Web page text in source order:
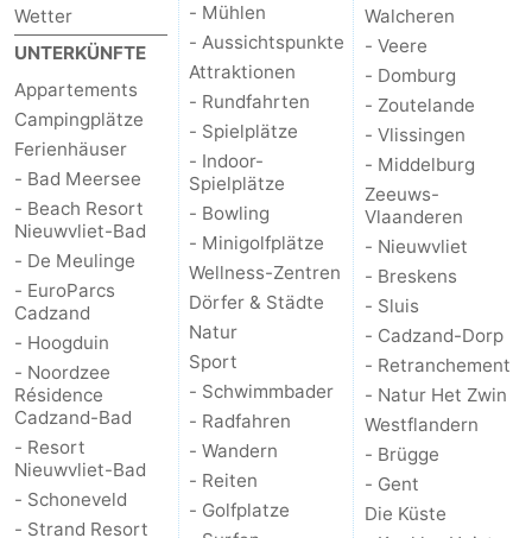
Knokke-
Heist
-
Zeebrugge
-
Blankenberge
-
Wenduine
Wetter
Kontakt
Wetter
UNTERKÜNFTE
Appartements
Campingplätze
Ferienhäuser
- Bad Meersee
- Beach Resort
Nieuwvliet-Bad
- De Meulinge
- EuroParcs
Cadzand
- Hoogduin
- Noordzee
Résidence
Cadzand-Bad
- Resort
Nieuwvliet-Bad
- Schoneveld
- Strand Resort
- Mühlen
- Aussichtspunkte
Attraktionen
- Rundfahrten
- Spielplätze
- Indoor-
Spielplätze
- Bowling
- Minigolfplätze
Wellness-Zentren
Dörfer & Städte
Natur
Sport
- Schwimmbader
- Radfahren
- Wandern
- Reiten
- Golfplatze
Walcheren
- Veere
- Domburg
- Zoutelande
- Vlissingen
- Middelburg
Zeeuws-
Vlaanderen
- Nieuwvliet
- Breskens
- Sluis
- Cadzand-Dorp
- Retranchement
- Natur Het Zwin
Westflandern
- Brügge
- Gent
Die Küste